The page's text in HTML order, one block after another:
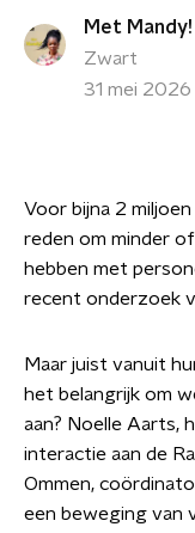
Met Mandy!
Zwart
31 mei
Voor bijna 2
reden om minder
hebben met
recent onderzoek
Maar juist vanuit
het belangrijk om
aan? Noelle Aarts,
interactie aan de
Ommen,
een beweging van